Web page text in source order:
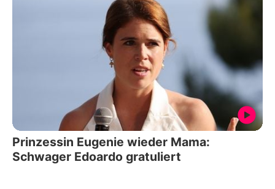
Prinzessin Eugenie wieder Mama:
Schwager Edoardo gratuliert